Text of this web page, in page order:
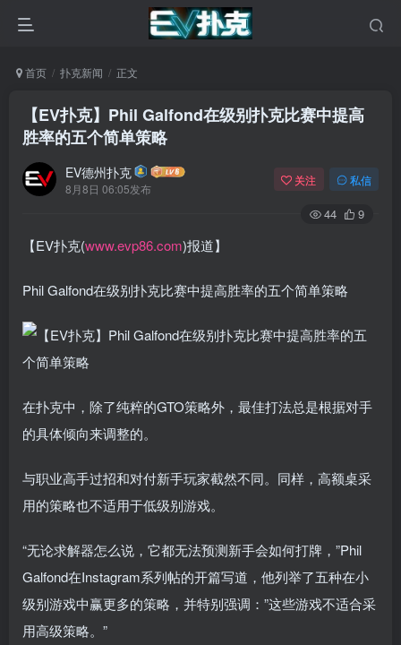
首页 扑克新闻 正文
【EV扑克】Phil Galfond在级别扑克比赛中提高
胜率的五个简单策略
EV德州扑克
8月8日 06:05发布
关注 私信
44 9
【EV扑克(www.evp86.com)报道】
Phil Galfond在级别扑克比赛中提高胜率的五个简单策略
在扑克中，除了纯粹的GTO策略外，最佳打法总是根据对手
的具体倾向来调整的。
与职业高手过招和对付新手玩家截然不同。同样，高额桌采
用的策略也不适用于低级别游戏。
“无论求解器怎么说，它都无法预测新手会如何打牌，”Phil
Galfond在Instagram系列帖的开篇写道，他列举了五种在小
级别游戏中赢更多的策略，并特别强调：”这些游戏不适合采
用高级策略。”